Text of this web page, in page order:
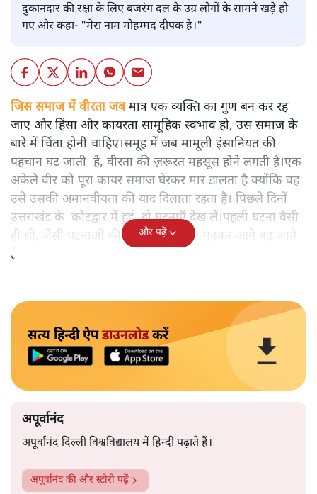
दुकानदार की रक्षा के लिए बजरंग दल के उग्र लोगों के सामने खड़े हो
गए और कहा- "मेरा नाम मोहम्मद दीपक है।"
जिस समाज में वीरता जबमात्र एक व्यक्ति का गुण बन कर रह
जाए और हिंसा और कायरता सामूहिक स्वभाव हो, उस समाज के
बारे में चिंता होनी चाहिए।समूह में जब मामूली इंसानियत की
पहचान घट जाती है, वीरता की ज़रूरत महसूस होने लगती है।एक
अकेले वीर को पूरा कायर समाज घेरकर मार डालता है क्योंकि वह
उसे उसकी अमानवीयता की याद दिलाता रहता है। पिछले दिनों
उत्तराखंड के कोटद्वार में हुई दो घटनाएँ देख लें।पहली घटना वैसी
ही थी, जैसी घटनाओं की खबर हम रोज़ाना पढ़कर आगे बढ़ जाते
हैं।भारत के तक़रीबन हर हिस्से से ऐसी खबर आती ही रहती है।
और पढ़ें
सत्य हिन्दी ऐपडाउनलोडकरें
अपूर्वानंद
अपूर्वानंद दिल्ली विश्वविद्यालय में हिन्दी पढ़ाते हैं।
अपूर्वानंदकी और स्टोरी पढ़ें